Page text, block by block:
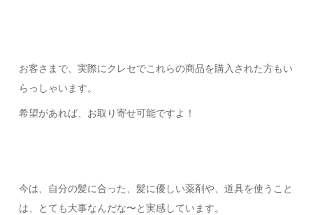
お客さまで、実際にクレセでこれらの商品を購入された方もい
らっしゃいます。
希望があれば、お取り寄せ可能ですよ！
今は、自分の髪に合った、髪に優しい薬剤や、道具を使うこと
は、とても大事なんだな〜と実感しています。